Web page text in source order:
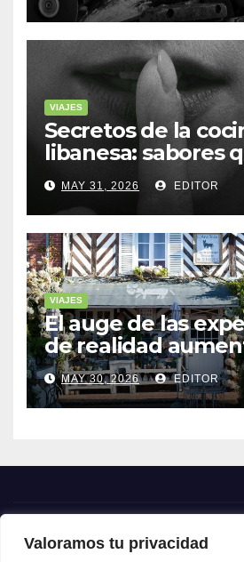
Valoramos tu privacidad
VIAJES
Secretos de la
libanesa: sabores
cuentan historias
MAY 31, 2026 EDITOR
VIAJES
El auge de las
de realidad
turismo
MAY 30, 2026 EDITOR